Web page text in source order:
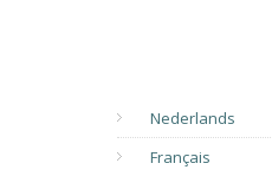
Nederlands
Français